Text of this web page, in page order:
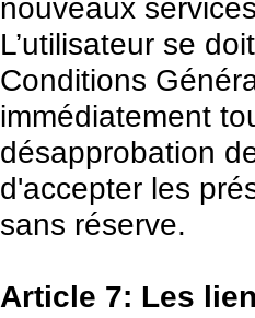
nouveaux
L’utilisateur se
Conditions
immédiatement
désapprobation
d'accepter les
sans réserve.
Article 7: Les